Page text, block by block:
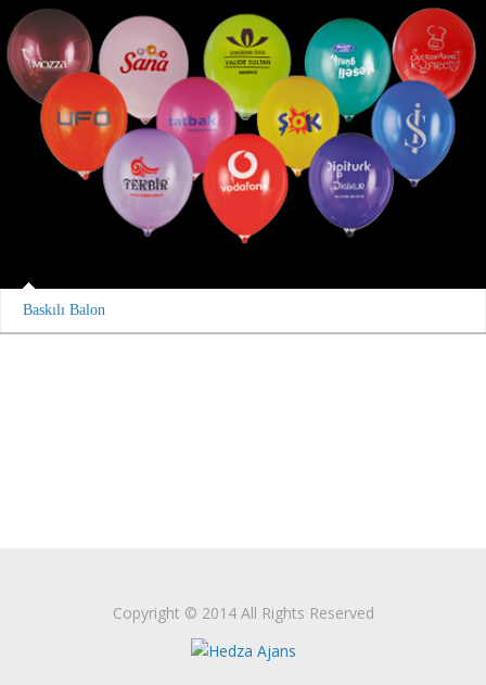
Baskılı Balon
Copyright © 2014 All Rights Reserved